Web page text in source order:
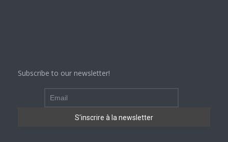
Subscribe to our newsletter!